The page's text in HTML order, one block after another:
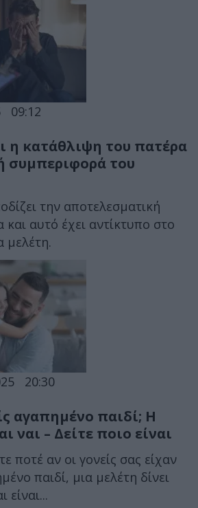
09:12
η κατάθλιψη του πατέρα
συμπεριφορά του
την αποτελεσματική
και αυτό έχει αντίκτυπο στο
μελέτη.
20:30
αγαπημένο παιδί; Η
ναι – Δείτε ποιο είναι
ποτέ αν οι γονείς σας είχαν
παιδί, μια μελέτη δίνει
είναι...